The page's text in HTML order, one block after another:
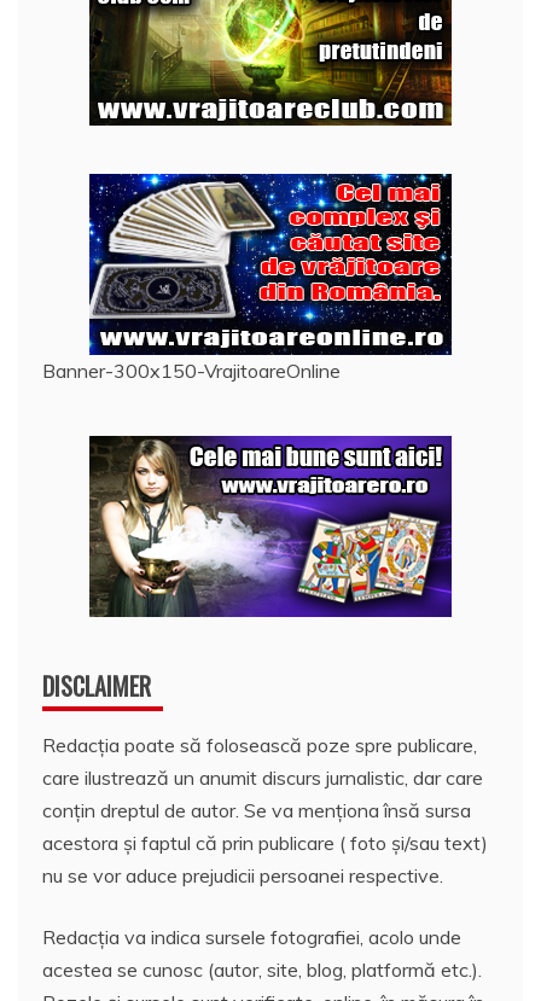
Banner-300x150-VrajitoareOnline
DISCLAIMER
Redacția poate să folosească poze spre publicare,
care ilustrează un anumit discurs jurnalistic, dar care
conțin dreptul de autor. Se va menționa însă sursa
acestora și faptul că prin publicare ( foto și/sau text)
nu se vor aduce prejudicii persoanei respective.
Redacția va indica sursele fotografiei, acolo unde
acestea se cunosc (autor, site, blog, platformă etc.).